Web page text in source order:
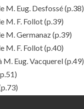
M. Eug. Desfossé(p.38)
M. F. Follot(p.39)
M. Germanaz(p.39)
M. F. Follot(p.40)
M. Eug. Vacquerel(p.49)